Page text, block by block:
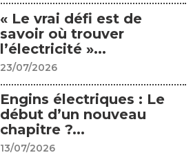
« Le vrai défi est de
savoir où trouver
l’électricité »...
23/07/2026
Engins électriques : Le
début d’un nouveau
chapitre ?...
13/07/2026